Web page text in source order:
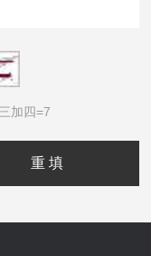
加四=7